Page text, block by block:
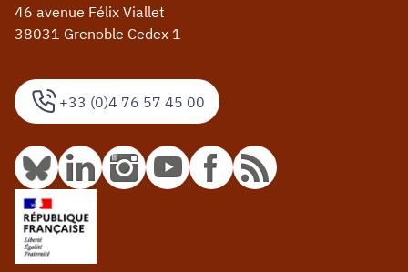
+33 (0)4 76 57 45 00
46 avenue Félix Viallet
38031 Grenoble Cedex 1